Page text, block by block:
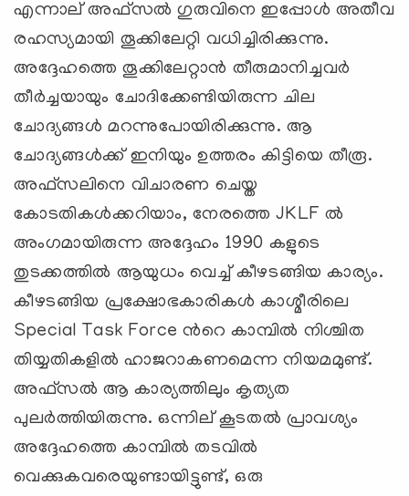
എന്നാല് ‍അഫ്സല്‍ ഗുരുവിനെ ഇപ്പോള്‍ അതീവ
രഹസ്യമായി തൂക്കിലേറ്റി വധിച്ചിരിക്കുന്നു.
അദ്ദേഹത്തെ തൂക്കിലേറ്റാന്‍ തീരുമാനിച്ചവര്‍
തീര്‍ച്ചയായും ചോദിക്കേണ്ടിയിരുന്ന ചില
ചോദ്യങ്ങള്‍ മറന്നുപോയിരിക്കുന്നു. ആ
ചോദ്യങ്ങള്‍ക്ക് ഇനിയും ഉത്തരം കിട്ടിയെ തീരൂ.
അഫ്സലിനെ വിചാരണ ചെയ്ത
കോടതികള്‍ക്കറിയാം, നേരത്തെ JKLF ല്‍
അംഗമായിരുന്ന അദ്ദേഹം 1990 കളുടെ
തുടക്കത്തില്‍ ആയുധം വെച്ച് കീഴടങ്ങിയ കാര്യം.
കീഴടങ്ങിയ പ്രക്ഷോഭകാരികള്‍ കാശ്മീരിലെ
Special Task Force ന്‍റെ കാമ്പില്‍ നിശ്ചിത
തിയ്യതികളില്‍ ഹാജറാകണമെന്ന നിയമമുണ്ട്.
അഫ്സല്‍ ആ കാര്യത്തിലും കൃത്യത
പുലര്‍ത്തിയിരുന്നു. ഒന്നില് ‍കൂടതല്‍ പ്രാവശ്യം
അദ്ദേഹത്തെ കാമ്പില്‍ തടവില്‍
വെക്കുകവരെയുണ്ടായിട്ടുണ്ട്, ഒരു